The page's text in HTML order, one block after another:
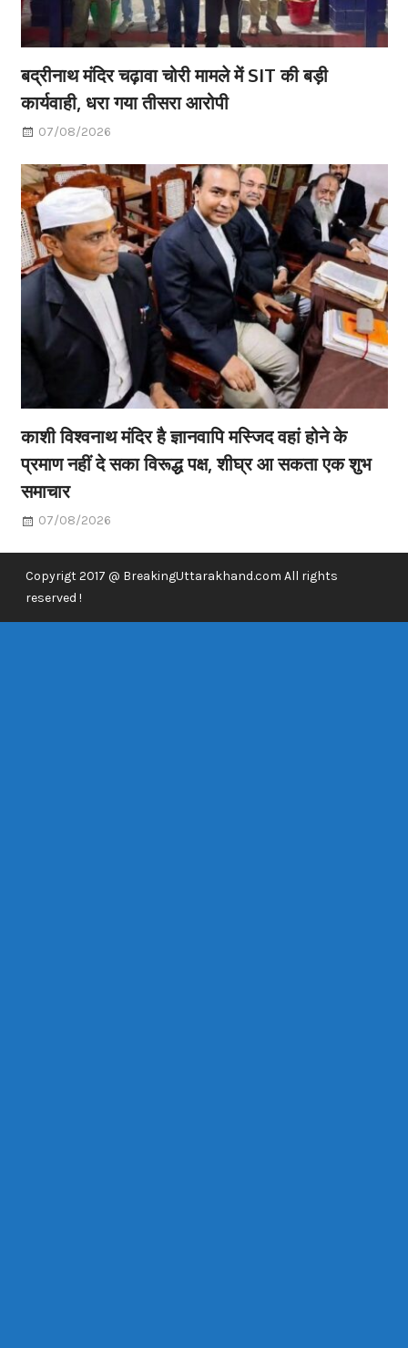
बद्रीनाथ मंदिर चढ़ावा चोरी मामले में SIT की बड़ी
कार्यवाही, धरा गया तीसरा आरोपी
07/08/2026
काशी विश्वनाथ मंदिर है ज्ञानवापि मस्जिद वहां होने के
प्रमाण नहीं दे सका विरूद्ध पक्ष, शीघ्र आ सकता एक शुभ
समाचार
07/08/2026
Copyrigt 2017 @ BreakingUttarakhand.com All rights
reserved !